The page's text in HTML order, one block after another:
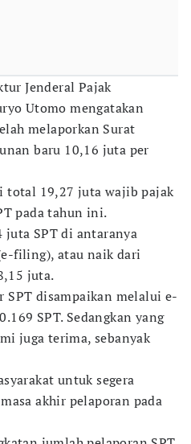
Jenderal Pajak
Utomo mengatakan
melaporkan Surat
baru 10,16 juta per
total 19,27 juta wajib pajak
pada tahun ini.
SPT di antaranya
filing), atau naik dari
juta.
SPT disampaikan melalui e-
SPT. Sedangkan yang
juga terima, sebanyak
untuk segera
akhir pelaporan pada